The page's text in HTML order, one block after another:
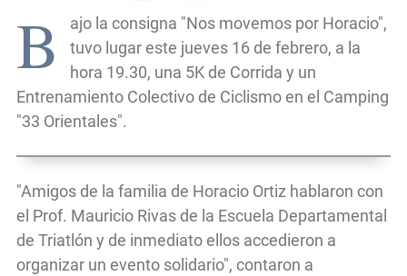
B
ajo la consigna "Nos movemos por Horacio",
tuvo lugar este jueves 16 de febrero, a la
hora 19.30, una 5K de Corrida y un
Entrenamiento Colectivo de Ciclismo en el Camping
"33 Orientales".
"Amigos de la familia de Horacio Ortiz hablaron con
el Prof. Mauricio Rivas de la Escuela Departamental
de Triatlón y de inmediato ellos accedieron a
organizar un evento solidario", contaron a